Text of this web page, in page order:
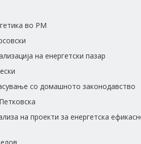
во РМ
на енергетски пазар
со домашното законодавство
на проекти за енергетска